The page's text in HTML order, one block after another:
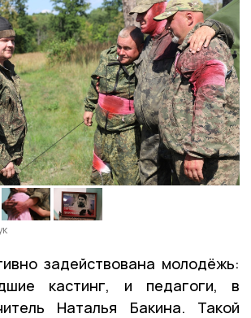
задействована молодёжь:
кастинг, и педагоги, в
Наталья Бакина. Такой